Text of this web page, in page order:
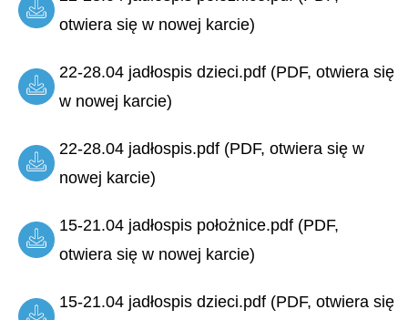
otwiera się w nowej karcie)
22-28.04 jadłospis dzieci.pdf (PDF, otwiera się
w nowej karcie)
22-28.04 jadłospis.pdf (PDF, otwiera się w
nowej karcie)
15-21.04 jadłospis położnice.pdf (PDF,
otwiera się w nowej karcie)
15-21.04 jadłospis dzieci.pdf (PDF, otwiera się